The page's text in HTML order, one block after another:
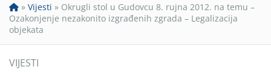
» Vijesti » Okrugli stol u Gudovcu 8. rujna 2012. na temu –
Ozakonjenje nezakonito izgrađenih zgrada – Legalizacija
objekata
VIJESTI